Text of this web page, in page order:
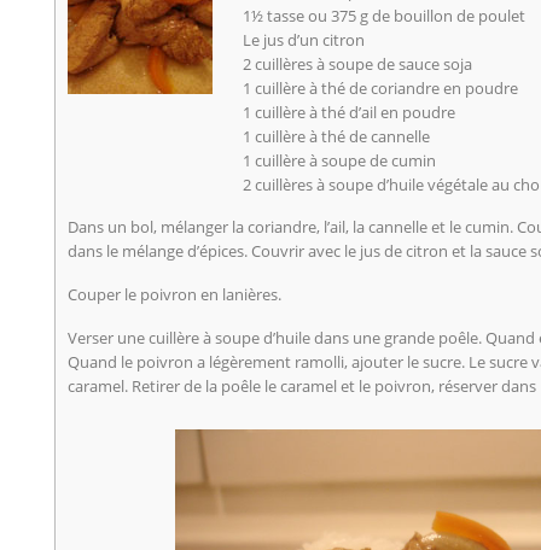
1½ tasse ou 375 g de bouillon de poulet
Le jus d’un citron
2 cuillères à soupe de sauce soja
1 cuillère à thé de coriandre en poudre
1 cuillère à thé d’ail en poudre
1 cuillère à thé de cannelle
1 cuillère à soupe de cumin
2 cuillères à soupe d’huile végétale au
Dans un bol, mélanger la coriandre, l’ail, la cannelle et le cumin.
dans le mélange d’épices. Couvrir avec le jus de citron et la sauce
Couper le poivron en lanières.
Verser une cuillère à soupe d’huile dans une grande poêle.
Quand le poivron a légèrement ramolli, ajouter le sucre. Le sucre
caramel. Retirer de la poêle le caramel et le poivron, réserver